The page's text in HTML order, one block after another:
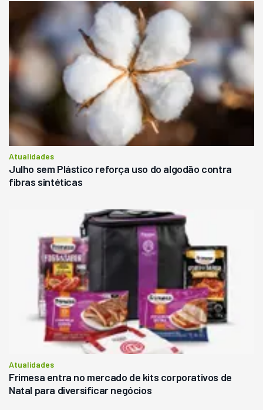
Atualidades
Julho sem Plástico reforça uso do algodão contra
fibras sintéticas
Atualidades
Frimesa entra no mercado de kits corporativos de
Natal para diversificar negócios